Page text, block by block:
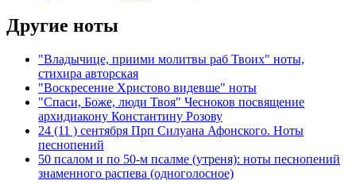
Другие ноты
"Владычице, приими молитвы раб Твоих" ноты,
стихира авторская
"Воскресение Христово видевше" ноты
"Спаси, Боже, люди Твоя" Чесноков посвящение
архидиакону Константину Розову
24 (11 ) сентября Прп Силуана Афонского. Ноты
песнопений
50 псалом и по 50-м псалме (утреня): ноты песнопений
знаменного распева (одноголосное)